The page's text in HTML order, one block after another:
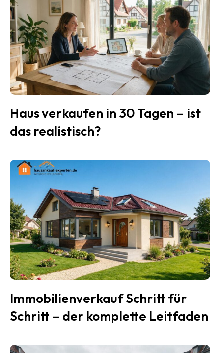
Haus verkaufen in 30 Tagen – ist
das realistisch?
Immobilienverkauf Schritt für
Schritt – der komplette Leitfaden